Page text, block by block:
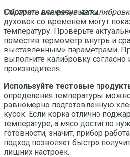
Смотреть все результаты
Обратите внимание на
духовок со временем могут
температуру. Проверьте
поместив термометр внутрь и
выставленными параметрами.
выполните калибровку согласно
производителя.
Используйте тестовые
определения температуры
равномерно подготовленную
кусок. Если корка отлично
температуре, а мясо достигло
готовности, значит, прибор
подход позволяет быстро
лишних настроек.